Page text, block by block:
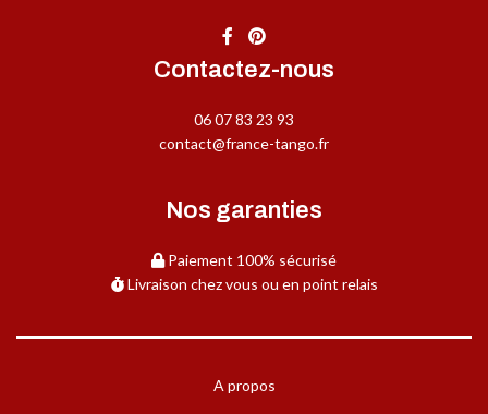
Contactez-nous
06 07 83 23 93
contact@france-tango.fr
Nos garanties
Paiement 100% sécurisé
Livraison chez vous ou en point relais
A propos